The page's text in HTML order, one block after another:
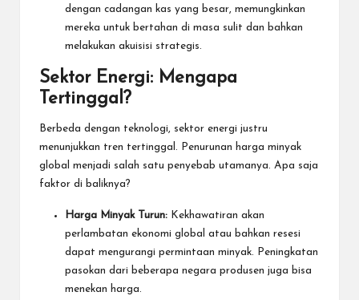
dengan cadangan kas yang besar, memungkinkan
mereka untuk bertahan di masa sulit dan bahkan
melakukan akuisisi strategis.
Sektor Energi: Mengapa
Tertinggal?
Berbeda dengan teknologi, sektor energi justru
menunjukkan tren tertinggal. Penurunan harga minyak
global menjadi salah satu penyebab utamanya. Apa saja
faktor di baliknya?
Harga Minyak Turun: Kekhawatiran akan
perlambatan ekonomi global atau bahkan resesi
dapat mengurangi permintaan minyak. Peningkatan
pasokan dari beberapa negara produsen juga bisa
menekan harga.